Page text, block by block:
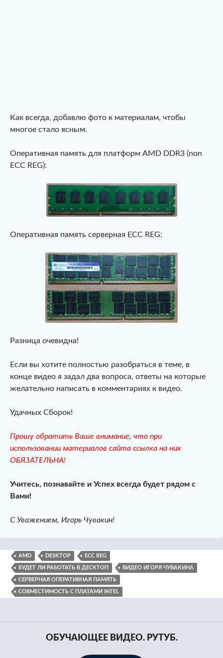
Как всегда, добавлю фото к материалам, чтобы
многое стало ясным.
Оперативная память для платформ AMD DDR3 (non
ECC REG):
Оперативная память серверная ECC REG:
Разница очевидна!
Если вы хотите полностью разобраться в теме, в
конце видео я задал два вопроса, ответы на которые
желательно написать в комментариях к видео.
Удачных Сборок!
Прошу обратить Ваше внимание, что при
использовании материалов сайта ссылка на них
ОБЯЗАТЕЛЬНА!
Учитесь, познавайте и Успех всегда будет рядом с
Вами!
С Уважением, Игорь Чувакин!
AMD DESKTOP ECC REG
БУДЕТ ЛИ РАБОТАТЬ В ДЕСКТОП ВИДЕО ИГОРЯ ЧУВАКИНА
СЕРВЕРНАЯ ОПЕРАТИВНАЯ ПАМЯТЬ
СОВМЕСТИМОСТЬ С ПЛАТАМИ INTEL
ОБУЧАЮЩЕЕ ВИДЕО. РУТУБ.